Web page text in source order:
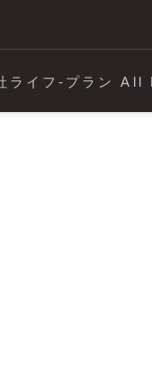
ライフ-プラン